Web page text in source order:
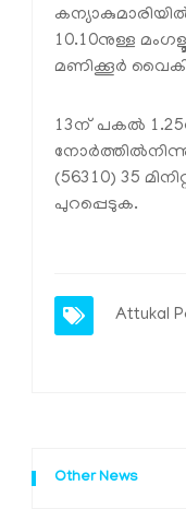
10.10നുള്ള
മണിക്കൂർ വൈകി
13ന് പകൽ
(56310) 35
പുറപ്പെടുക.
Attukal
Other News